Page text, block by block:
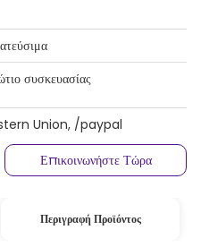
συσκευασίας
Union, /paypal
Επικοινωνήστε Τώρα
Περιγραφή Προϊόντος